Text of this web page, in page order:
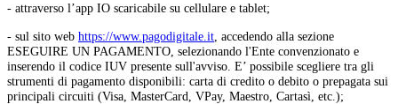
- attraverso l’app IO scaricabile su cellulare e tablet;
- sul sito web https://www.pagodigitale.it , accedendo alla sezione
ESEGUIRE UN PAGAMENTO, selezionando l'Ente convenzionato e
inserendo il codice IUV presente sull'avviso. E’ possibile scegliere tra gli
strumenti di pagamento disponibili: carta di credito o debito o prepagata sui
principali circuiti (Visa, MasterCard, VPay, Maestro, Cartasì, etc.);